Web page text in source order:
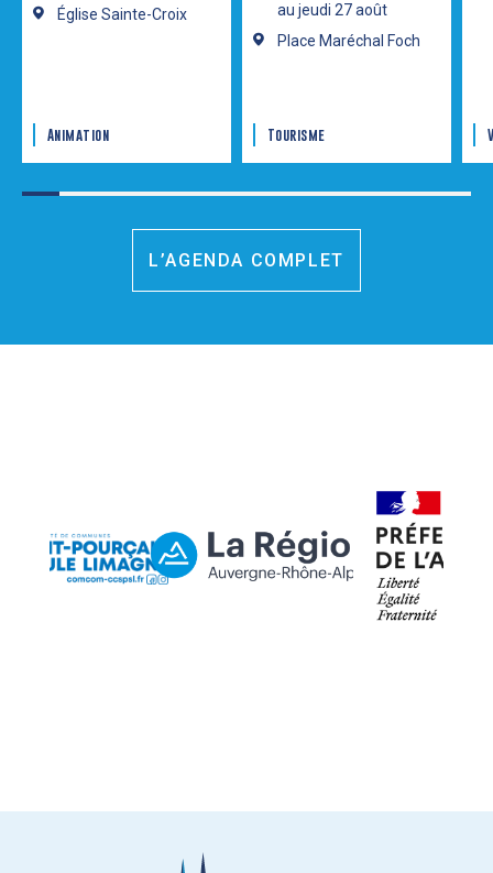
Église Sainte-Croix
Animation
au jeudi 27 août
Place Maréchal Foch
Tourisme
L’AGENDA COMPLET